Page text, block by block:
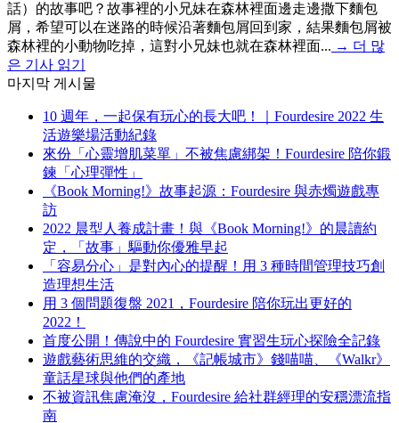
話）的故事吧？故事裡的小兄妹在森林裡面邊走邊撒下麵包
屑，希望可以在迷路的時候沿著麵包屑回到家，結果麵包屑被
森林裡的小動物吃掉，這對小兄妹也就在森林裡面... → 더 많
은 기사 읽기
마지막 게시물
10 週年，一起保有玩心的長大吧！｜Fourdesire 2022 生
活遊樂場活動紀錄
來份「心靈增肌菜單」不被焦慮綁架！Fourdesire 陪你鍛
鍊「心理彈性」
《Book Morning!》故事起源：Fourdesire 與赤燭遊戲專
訪
2022 晨型人養成計畫！與《Book Morning!》的晨讀約
定，「故事」驅動你優雅早起
「容易分心」是對內心的提醒！用 3 種時間管理技巧創
造理想生活
用 3 個問題復盤 2021，Fourdesire 陪你玩出更好的
2022！
首度公開！傳說中的 Fourdesire 實習生玩心探險全記錄
遊戲藝術思維的交織，《記帳城市》錢喵喵、《Walkr》
童話星球與他們的產地
不被資訊焦慮淹沒，Fourdesire 給社群經理的安穩漂流指
南